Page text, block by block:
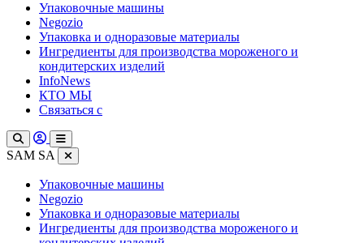
Упаковочные машины
Negozio
Упаковка и одноразовые материалы
Ингредиенты для производства мороженого и
кондитерских изделий
InfoNews
КТО МЫ
Связаться с
SAM SA
Упаковочные машины
Negozio
Упаковка и одноразовые материалы
Ингредиенты для производства мороженого и